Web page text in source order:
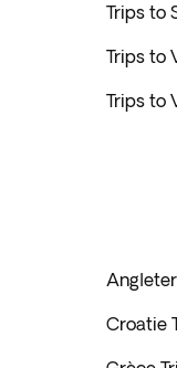
Trips to
Trips to
Trips to
Croatie